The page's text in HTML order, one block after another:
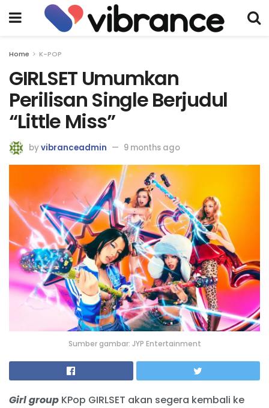
Home K-POP
GIRLSET Umumkan
Perilisan Single Berjudul
“Little Miss”
byvibranceadmin 9 months ago
Sumber gambar: JYP Entertainment
Girl group KPop GIRLSET akan segera kembali ke